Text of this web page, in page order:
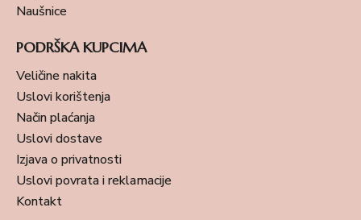
Naušnice
PODRŠKA KUPCIMA
Veličine nakita
Uslovi korištenja
Način plaćanja
Uslovi dostave
Izjava o privatnosti
Uslovi povrata i reklamacije
Kontakt